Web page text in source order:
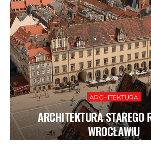
ARCHITEKTURA
ARCHITEKTURA STAREGO
WROCŁAWIU